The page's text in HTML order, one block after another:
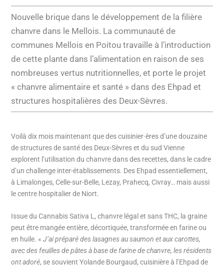
Nouvelle brique dans le développement de la filière
chanvre dans le Mellois. La communauté de
communes Mellois en Poitou travaille à l’introduction
de cette plante dans l’alimentation en raison de ses
nombreuses vertus nutritionnelles, et porte le projet
« chanvre alimentaire et santé » dans des Ehpad et
structures hospitalières des Deux-Sèvres.
Voilà dix mois maintenant que des cuisinier·ères d’une douzaine
de structures de santé des Deux-Sèvres et du sud Vienne
explorent l’utilisation du chanvre dans des recettes, dans le cadre
d’un challenge inter-établissements. Des Ehpad essentiellement,
à Limalonges, Celle-sur-Belle, Lezay, Prahecq, Civray… mais aussi
le centre hospitalier de Niort.
Issue du Cannabis Sativa L, chanvre légal et sans THC, la graine
peut être mangée entière, décortiquée, transformée en farine ou
en huile. «J’ai préparé des lasagnes au saumon et aux carottes,
avec des feuilles de pâtes à base de farine de chanvre, les résidents
ont adoré, se souvient Yolande Bourgaud, cuisinière à l’Ehpad de